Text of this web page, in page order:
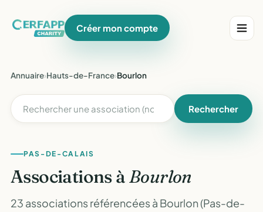
Créer mon compte
Annuaire›Hauts-de-France›Bourlon
Rechercher
PAS-DE-CALAIS
Associations àBourlon
23 associations référencées à Bourlon (Pas-de-